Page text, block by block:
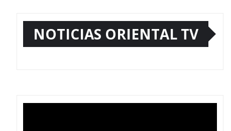
NOTICIAS ORIENTAL TV